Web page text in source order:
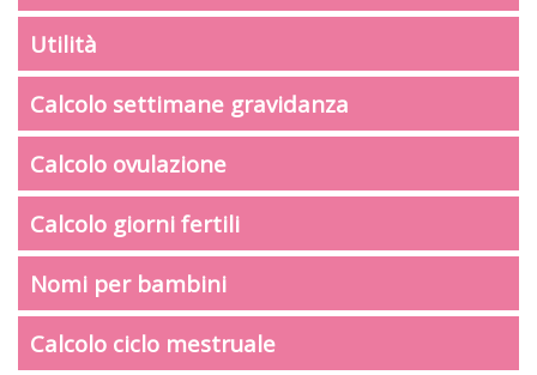
Utilità
Calcolo settimane gravidanza
Calcolo ovulazione
Calcolo giorni fertili
Nomi per bambini
Calcolo ciclo mestruale